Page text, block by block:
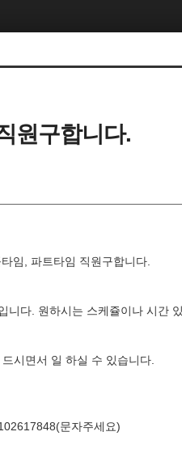
원구합니다.
임, 파트타임 직원구합니다.
다. 원하시는 스케쥴이나 시간
시면서 일 하실 수 있습니다.
문자주세요)